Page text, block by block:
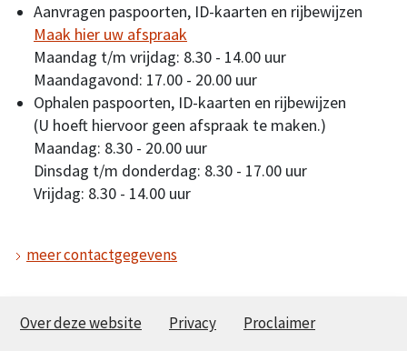
Aanvragen paspoorten, ID-kaarten en rijbewijzen
Maak hier uw afspraak
Maandag t/m vrijdag: 8.30 - 14.00 uur
Maandagavond: 17.00 - 20.00 uur
Ophalen paspoorten, ID-kaarten en rijbewijzen
(U hoeft hiervoor geen afspraak te maken.)
Maandag: 8.30 - 20.00 uur
Dinsdag t/m donderdag: 8.30 - 17.00 uur
Vrijdag: 8.30 - 14.00 uur
meer contactgegevens
Over deze website Privacy Proclaimer